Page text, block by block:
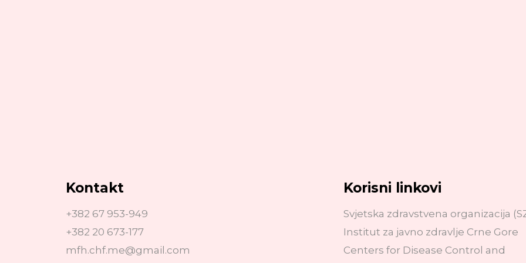
Kontakt
+382 67 953-949
+382 20 673-177
mfh.chf.me@gmail.com
Korisni linkovi
Svjetska zdravstvena organizacija
Institut za javno zdravlje Crne Gore
Centers for Disease Control and